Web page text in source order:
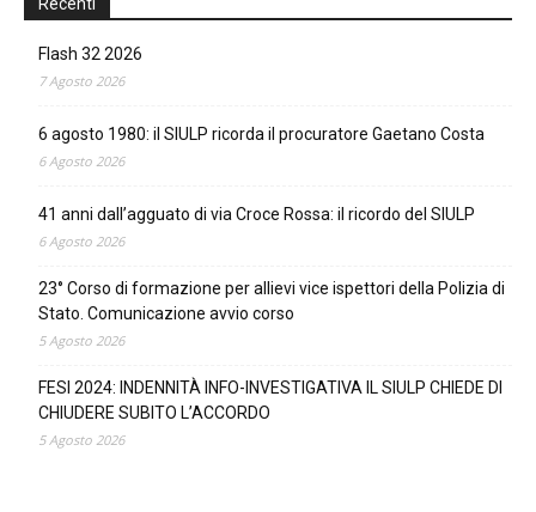
Flash 32 2026
7 Agosto 2026
6 agosto 1980: il SIULP ricorda il procuratore Gaetano Costa
6 Agosto 2026
41 anni dall’agguato di via Croce Rossa: il ricordo del SIULP
6 Agosto 2026
23° Corso di formazione per allievi vice ispettori della Polizia di
Stato. Comunicazione avvio corso
5 Agosto 2026
FESI 2024: INDENNITÀ INFO-INVESTIGATIVA IL SIULP CHIEDE DI
CHIUDERE SUBITO L’ACCORDO
5 Agosto 2026